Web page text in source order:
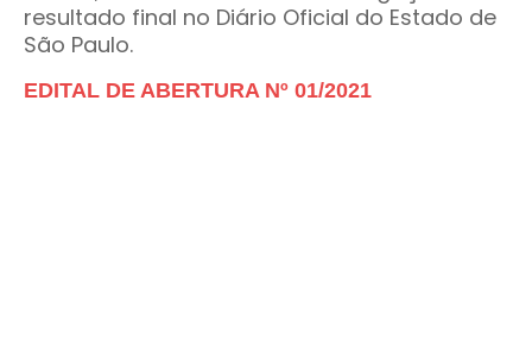
resultado final no Diário Oficial do Estado de
São Paulo.
EDITAL DE ABERTURA Nº 01/2021